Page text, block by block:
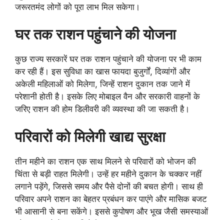
जरूरतमंद लोगों को पूरा लाभ मिल सकेगा।
घर तक राशन पहुंचाने की योजना
कुछ राज्य सरकारें घर तक राशन पहुंचाने की योजना पर भी काम
कर रही हैं। इस सुविधा का खास फायदा बुजुर्गों, दिव्यांगों और
अकेली महिलाओं को मिलेगा, जिन्हें राशन दुकान तक जाने में
परेशानी होती है। इसके लिए मोबाइल वैन और सरकारी वाहनों के
जरिए राशन की होम डिलीवरी की व्यवस्था की जा सकती है।
परिवारों को मिलेगी खाद्य सुरक्षा
तीन महीने का राशन एक साथ मिलने से परिवारों को भोजन की
चिंता से बड़ी राहत मिलेगी। उन्हें हर महीने दुकान के चक्कर नहीं
लगाने पड़ेंगे, जिससे समय और पैसे दोनों की बचत होगी। साथ ही
परिवार अपने राशन का बेहतर प्रबंधन कर पाएंगे और मासिक बजट
भी आसानी से बना सकेंगे। इससे कुपोषण और भूख जैसी समस्याओं